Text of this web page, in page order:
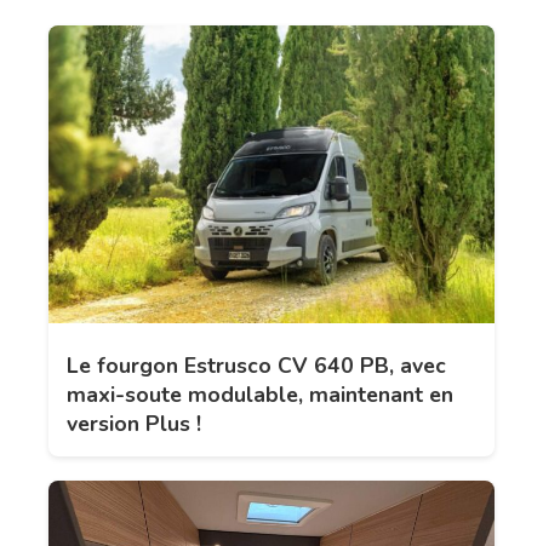
Le fourgon Estrusco CV 640 PB, avec
maxi-soute modulable, maintenant en
version Plus !